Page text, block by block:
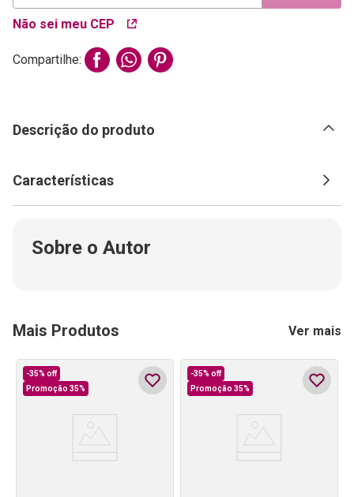
Não sei meu CEP
Compartilhe:
Descrição do produto
Características
Sobre o Autor
Mais Produtos Ver mais
-35% off
Promoção 35%
-35% off
Promoção 35%